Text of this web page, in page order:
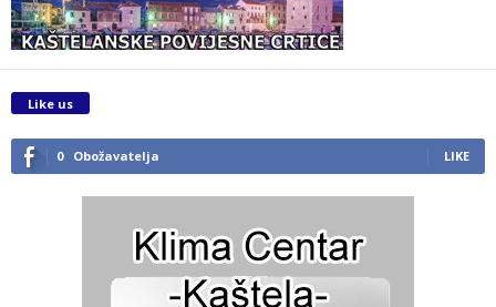
Like us
0 Obožavatelja LIKE